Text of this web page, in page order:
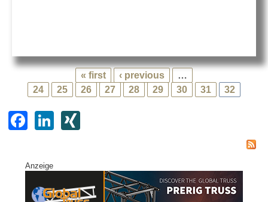
« first ‹ previous
…
24
25 26 27 28 29 30 31 32
F
c
e
b
Li
e
dI
Anzeige